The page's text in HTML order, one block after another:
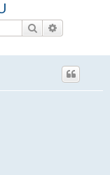
Rechercher